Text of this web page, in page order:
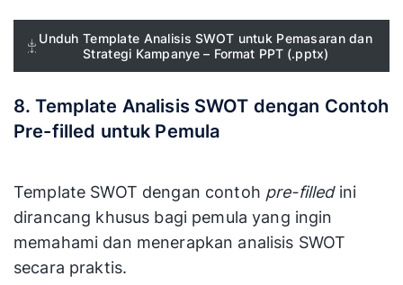
Unduh Template Analisis SWOT untuk Pemasaran dan
Strategi Kampanye – Format PPT (.pptx)
8. Template Analisis SWOT dengan Contoh
Pre-filled untuk Pemula
Template SWOT dengan contoh pre-filled ini
dirancang khusus bagi pemula yang ingin
memahami dan menerapkan analisis SWOT
secara praktis.